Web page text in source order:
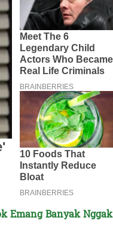
Emang Banyak Nggak